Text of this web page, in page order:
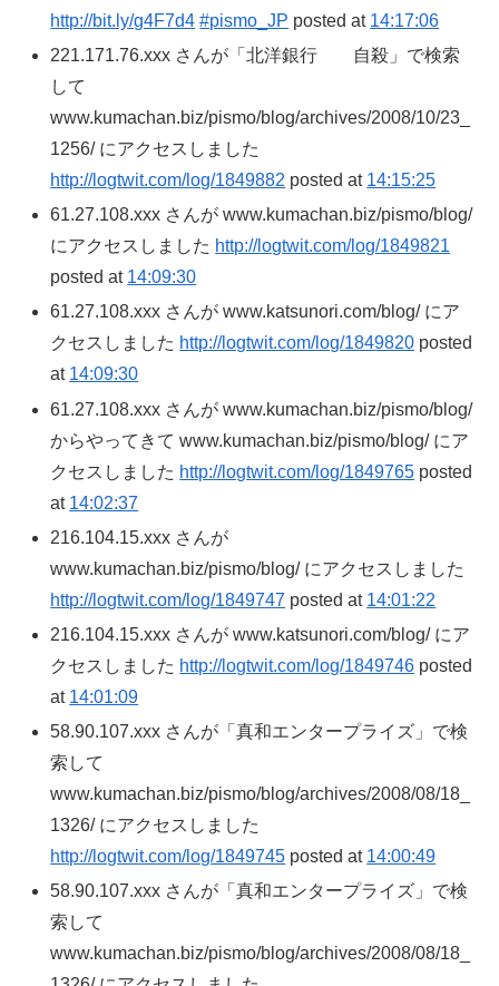
http://bit.ly/g4F7d4 #pismo_JP posted at 14:17:06
221.171.76.xxx さんが「北洋銀行 自殺」で検索
して
www.kumachan.biz/pismo/blog/archives/2008/10/23_
1256/ にアクセスしました
http://logtwit.com/log/1849882 posted at 14:15:25
61.27.108.xxx さんが www.kumachan.biz/pismo/blog/
にアクセスしました http://logtwit.com/log/1849821
posted at 14:09:30
61.27.108.xxx さんが www.katsunori.com/blog/ にア
クセスしました http://logtwit.com/log/1849820 posted
at 14:09:30
61.27.108.xxx さんが www.kumachan.biz/pismo/blog/
からやってきて www.kumachan.biz/pismo/blog/ にア
クセスしました http://logtwit.com/log/1849765 posted
at 14:02:37
216.104.15.xxx さんが
www.kumachan.biz/pismo/blog/ にアクセスしました
http://logtwit.com/log/1849747 posted at 14:01:22
216.104.15.xxx さんが www.katsunori.com/blog/ にア
クセスしました http://logtwit.com/log/1849746 posted
at 14:01:09
58.90.107.xxx さんが「真和エンタープライズ」で検
索して
www.kumachan.biz/pismo/blog/archives/2008/08/18_
1326/ にアクセスしました
http://logtwit.com/log/1849745 posted at 14:00:49
58.90.107.xxx さんが「真和エンタープライズ」で検
索して
www.kumachan.biz/pismo/blog/archives/2008/08/18_